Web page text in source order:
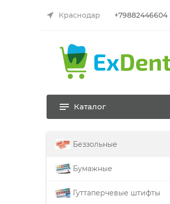
Краснодар +79882446604
Каталог
Беззольные
Бумажные
Гуттаперчевые штифты